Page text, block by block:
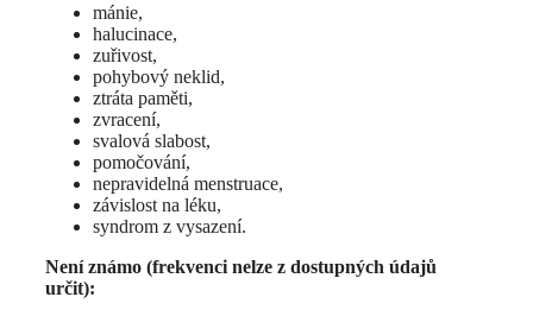
mánie,
halucinace,
zuřivost,
pohybový neklid,
ztráta paměti,
zvracení,
svalová slabost,
pomočování,
nepravidelná menstruace,
závislost na léku,
syndrom z vysazení.
Není známo (frekvenci nelze z dostupných údajů
určit):